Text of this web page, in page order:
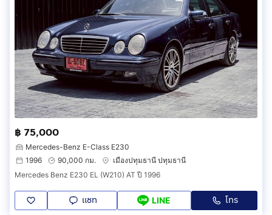
฿ 75,000
Mercedes-Benz E-Class E230
1996
90,000 กม.
เมืองปทุมธานี ปทุมธานี
Mercedes Benz E230 EL (W210) AT ปี 1996
แชท LINE โทร